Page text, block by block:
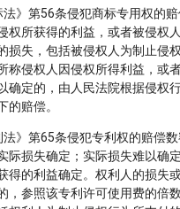
第56条侵犯商标专用权的赔
权所获得的利益，或者被侵权
损失，包括被侵权人为制止侵
称侵权人因侵权所得利益，或
确定的，由人民法院根据侵权
的赔偿。
第65条侵犯专利权的赔偿数
际损失确定；实际损失难以确
得的利益确定。权利人的损失
，参照该专利许可使用费的倍